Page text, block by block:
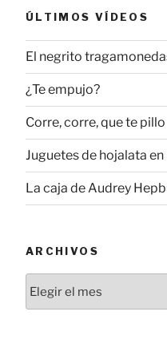
ÚLTIMOS VÍDEOS
El negrito
¿Te empujo?
Corre, corre, que te pillo
Juguetes de hojalata en
La caja de Audrey
ARCHIVOS